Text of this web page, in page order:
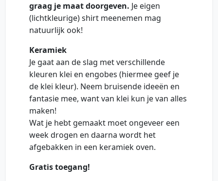
graag je maat doorgeven. Je eigen
(lichtkleurige) shirt meenemen mag
natuurlijk ook!
Keramiek
Je gaat aan de slag met verschillende
kleuren klei en engobes (hiermee geef je
de klei kleur). Neem bruisende ideeën en
fantasie mee, want van klei kun je van alles
maken!
Wat je hebt gemaakt moet ongeveer een
week drogen en daarna wordt het
afgebakken in een keramiek oven.
Gratis toegang!